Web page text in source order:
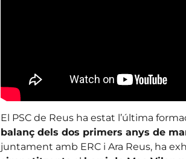
El PSC de Reus ha estat l’última
balanç dels dos primers anys de
juntament amb ERC i Ara Reus, ha